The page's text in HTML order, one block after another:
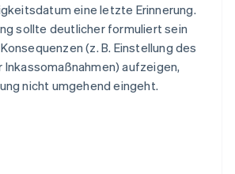
eine letzte Erinnerung.
sollte deutlicher formuliert sein
(z. B. Einstellung des
aufzeigen,
nicht umgehend eingeht.